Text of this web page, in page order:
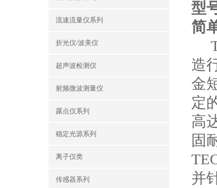
流速流量仪系列
折光仪/波美仪
超声波检测仪
射频微波测量仪
露点仪系列
稳定光源系列
离子仪类
传感器系列
型
简
造
金
定
高
固
并